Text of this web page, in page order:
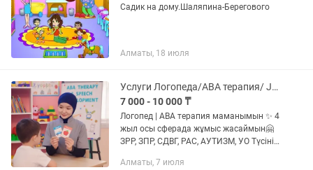
Садик на дому.Шаляпина-Берегового
Алматы, 18 июля
Услуги Логопеда/АВА терапия/ JASPER терапия
7 000 - 10 000 ₸
Логопед | АВА терапия маманымын ✨ 4
жыл осы сферада жұмыс жасаймын🤗
ЗРР, ЗПР, СДВГ, РАС, АУТИЗМ, УО Түсінік
басқару) Коммуникация(қарым-
Алматы, 7 июля